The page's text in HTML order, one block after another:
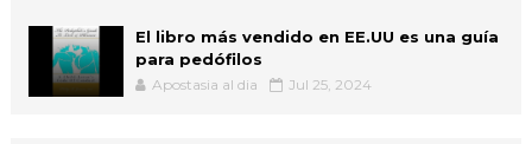
El libro más vendido en EE.UU es una guía
para pedófilos
Apostasia al dia Jul 25, 2024